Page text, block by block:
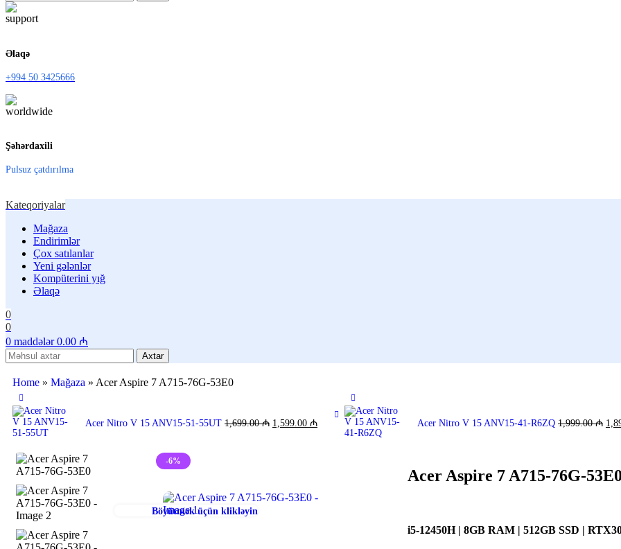
Əlaqə
+994 50 3425666
Şəhərdaxili
Pulsuz çatdırılma
Kateqoriyalar
Mağaza
Endirimlər
Çox satılanlar
Yeni gələnlər
Kompüterini yığ
Əlaqə
0
0
0 maddələr 0.00 ₼
Axtar
Home » Mağaza » Acer Aspire 7 A715-76G-53E0
Acer Nitro V 15 ANV15-51-55UT 1,699.00₼ 1,599.00 ₼ Acer Nitro V 15 ANV15-41-R6ZQ 1,999.00₼
-6%
Böyütmək üçün klikləyin
Acer Aspire 7 A715-76G-53E0
i5-12450H | 8GB RAM | 512GB SSD |